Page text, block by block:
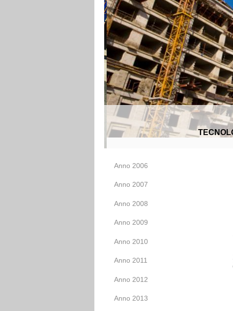
Anno 2006
Anno 2007
Anno 2008
Anno 2009
Anno 2010
Anno 2011
Anno 2012
Anno 2013